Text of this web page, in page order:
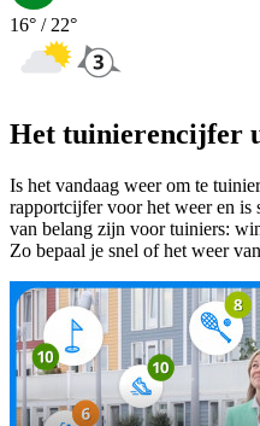
16° / 22°
Het tuinierencijfer
Is het vandaag weer om te
rapportcijfer voor het weer en is
van belang zijn voor tuiniers:
Zo bepaal je snel of het weer